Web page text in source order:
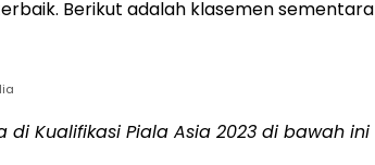
Berikut adalah klasemen sementara
Kualifikasi Piala Asia 2023 di bawah ini